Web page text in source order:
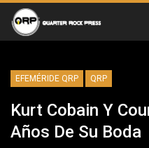
EFEMÉRIDE QRP QRP
Kurt Cobain Y
Años De Su Boda